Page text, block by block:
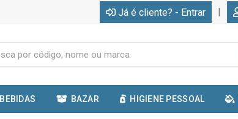
Já é cliente? - Entrar |
BEBIDAS BAZAR HIGIENE PESSOAL